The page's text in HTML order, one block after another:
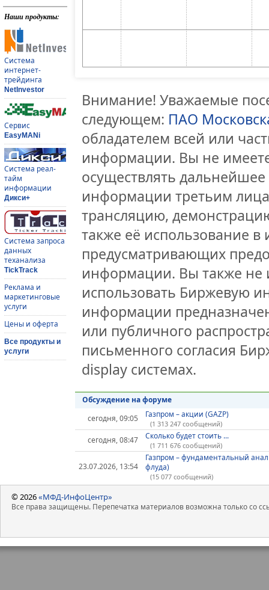
Наши продукты:
Система
интернет-
трейдинга
NetInvestor
Сервис
EasyMANi
Система реал-
тайм
информации
Дикси+
Система запроса
данных
теханализа
TickTrack
Реклама и
маркетинговые
услуги
Цены и оферта
Все продукты и
услуги
Внимание! Уважаемые
следующем: ПАО
обладателем всей или
информации. Вы не
осуществлять
информации третьим
трансляцию,
также её использование
предусматривающих
информации. Вы также не
использовать Биржевую
информации
или публичного
письменного согласия
display системах.
Обсуждение на форуме
сегодня, 09:05
Газпром – акции (GAZP)
(1 313 247 сообщений)
сегодня, 08:47 Сколько будет стоить ...
(1 711 676 сообщений)
23.07.2026, 13:54
Газпром – фундаментальный
флуда)
(15 077 сообщений)
© 2026«МФД-ИнфоЦентр»
Все права защищены. Перепечатка материалов возможна только со